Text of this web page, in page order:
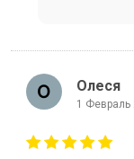
Олеся
1 Февраль